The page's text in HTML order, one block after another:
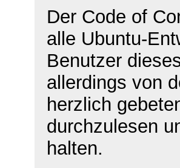
Der Code of
alle Ubuntu-
Benutzer
allerdings von
herzlich
durchzulesen
halten.